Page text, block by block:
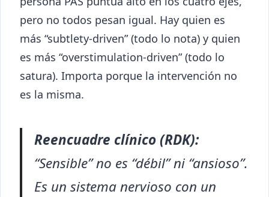
pero no todos pesan igual. Hay quien es
más “subtlety-driven” (todo lo nota) y quien
es más “overstimulation-driven” (todo lo
satura). Importa porque la intervención no
es la misma.
Reencuadre clínico (RDK):
“Sensible” no es “débil” ni “ansioso”.
Es un sistema nervioso con un